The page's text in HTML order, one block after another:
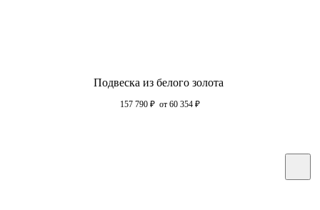
Подвеска из белого золота
157 790 ₽ от 60 354 ₽